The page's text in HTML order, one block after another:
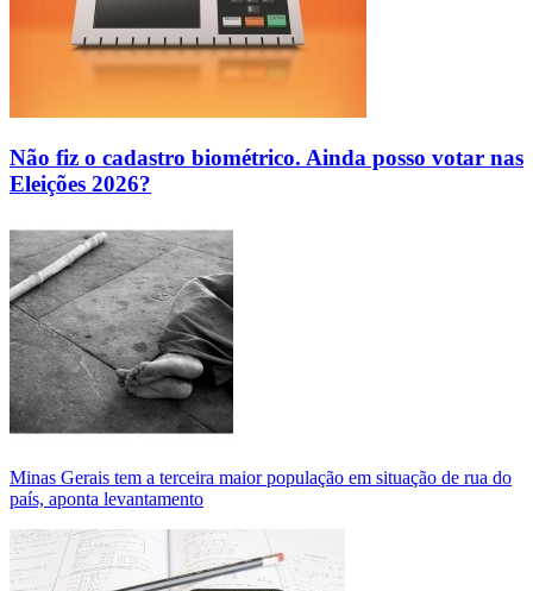
Não fiz o cadastro biométrico. Ainda posso votar nas
Eleições 2026?
Minas Gerais tem a terceira maior população em situação de rua do
país, aponta levantamento